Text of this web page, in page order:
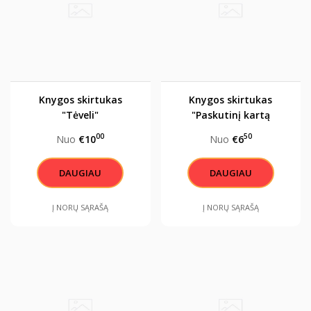
Knygos skirtukas
"Tėveli"
Nuo €1000
DAUGIAU
Į NORŲ SĄRAŠĄ
Knygos skirtukas
"Paskutinį kartą
puslapyje"
Nuo €650
DAUGIAU
Į NORŲ SĄRAŠĄ